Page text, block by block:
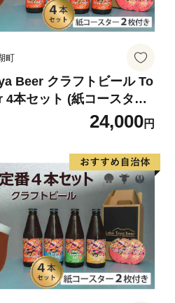
町
Beer クラフトビール To
本セット (紙コースター2
月連続お届け お酒 瓶ビー
ール 晩酌 バーベキュー B
み 宅飲み 麦芽の味わい
24,000円